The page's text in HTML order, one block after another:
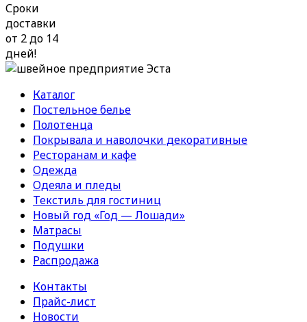
Сроки
доставки
от 2 до 14
дней!
Каталог
Постельное белье
Полотенца
Покрывала и наволочки декоративные
Ресторанам и кафе
Одежда
Одеяла и пледы
Текстиль для гостиниц
Новый год «Год — Лошади»
Матрасы
Подушки
Распродажа
Контакты
Прайс-лист
Новости